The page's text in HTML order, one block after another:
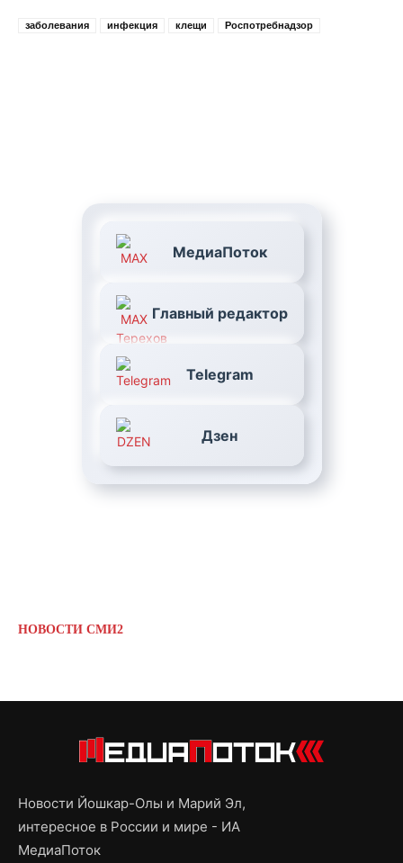
заболевания инфекция клещи Роспотребнадзор
МедиаПоток
Главный редактор
Telegram
Дзен
НОВОСТИ СМИ2
Новости Йошкар-Олы и Марий Эл,
интересное в России и мире - ИА
МедиаПоток